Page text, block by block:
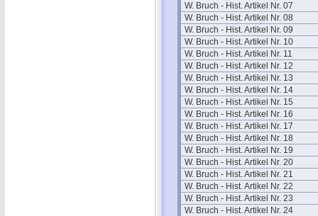
W. Bruch - Hist. Artikel Nr. 07
W. Bruch - Hist. Artikel Nr. 08
W. Bruch - Hist. Artikel Nr. 09
W. Bruch - Hist. Artikel Nr. 10
W. Bruch - Hist. Artikel Nr. 11
W. Bruch - Hist. Artikel Nr. 12
W. Bruch - Hist. Artikel Nr. 13
W. Bruch - Hist. Artikel Nr. 14
W. Bruch - Hist. Artikel Nr. 15
W. Bruch - Hist. Artikel Nr. 16
W. Bruch - Hist. Artikel Nr. 17
W. Bruch - Hist. Artikel Nr. 18
W. Bruch - Hist. Artikel Nr. 19
W. Bruch - Hist. Artikel Nr. 20
W. Bruch - Hist. Artikel Nr. 21
W. Bruch - Hist. Artikel Nr. 22
W. Bruch - Hist. Artikel Nr. 23
W. Bruch - Hist. Artikel Nr. 24